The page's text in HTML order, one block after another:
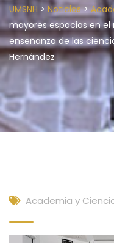
UMSNH > Noticias>
mayores espacios en el
enseñanza de las
Hernández
Academia y